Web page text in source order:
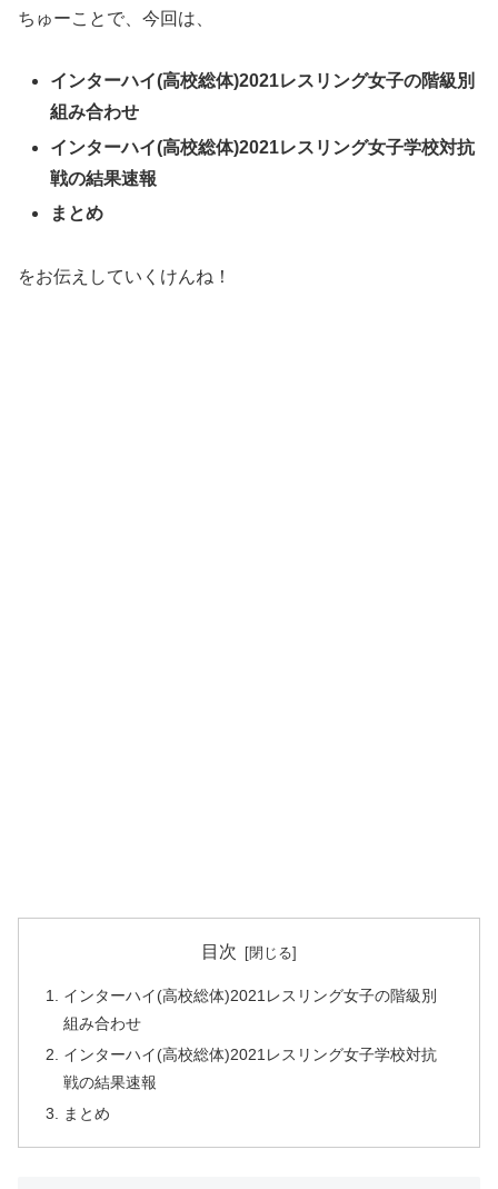
ちゅーことで、今回は、
インターハイ(高校総体)2021レスリング女子の階級別
組み合わせ
インターハイ(高校総体)2021レスリング女子学校対抗
戦の結果速報
まとめ
をお伝えしていくけんね！
目次
インターハイ(高校総体)2021レスリング女子の階級別
組み合わせ
インターハイ(高校総体)2021レスリング女子学校対抗
戦の結果速報
まとめ